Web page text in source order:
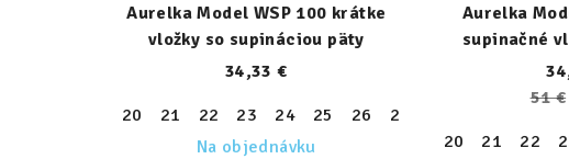
Aurelka Model WSP 100 krátke
vložky so supináciou päty
34,33 €
20
21 22 23 24 25 26 27
Na objednávku
Aurelka
supinačné
51 €
20 21 22